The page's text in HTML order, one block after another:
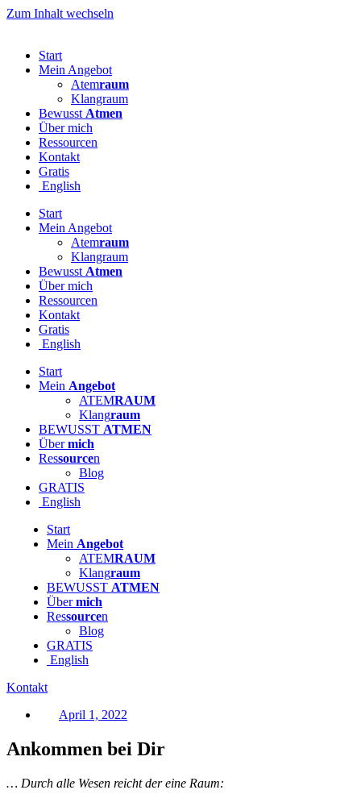
Zum Inhalt wechseln
Start
Mein Angebot
Atemraum
Klangraum
Bewusst Atmen
Über mich
Ressourcen
Kontakt
Gratis
English
Start
Mein Angebot
Atemraum
Klangraum
Bewusst Atmen
Über mich
Ressourcen
Kontakt
Gratis
English
Start
Mein Angebot
ATEMRAUM
Klangraum
BEWUSST ATMEN
Übermich
Ressourcen
Blog
GRATIS
English
Start
Mein Angebot
ATEMRAUM
Klangraum
BEWUSST ATMEN
Übermich
Ressourcen
Blog
GRATIS
English
Kontakt
April 1, 2022
Ankommen bei Dir
… Durch alle Wesen reicht der eine Raum: